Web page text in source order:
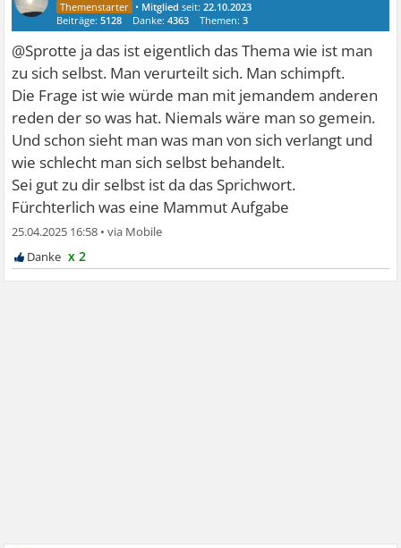
• Mitglied seit:22.10.2023
Beiträge:5128 Danke:4363 Themen:3
@Sprotte ja das ist eigentlich das Thema wie ist man
zu sich selbst. Man verurteilt sich. Man schimpft.
Die Frage ist wie würde man mit jemandem anderen
reden der so was hat. Niemals wäre man so gemein.
Und schon sieht man was man von sich verlangt und
wie schlecht man sich selbst behandelt.
Sei gut zu dir selbst ist da das Sprichwort.
Fürchterlich was eine Mammut Aufgabe
25.04.2025 16:58 •
x 2